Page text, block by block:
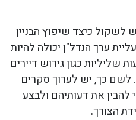
כיצד שיפוץ הבניין
ערך הנדל"ן יכולה להיות
שליליות כגון גירוש דיירים
לשם כך, יש לערוך סקרים
את דעותיהם ולבצע
הצורך.